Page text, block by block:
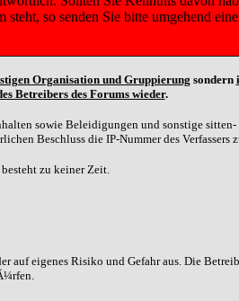
so senden Sie bitte umgehend eine
Organisation und Gruppierung sondern
Betreibers des Forums wieder.
sowie Beleidigungen und sonstige
Beschluss die IP-Nummer des Verfassers
zu keiner Zeit.
eigenes Risiko und Gefahr aus. Die